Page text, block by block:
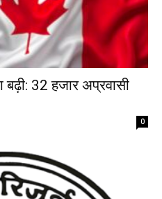
बढ़ी: 32 हजार अप्रवासी
0